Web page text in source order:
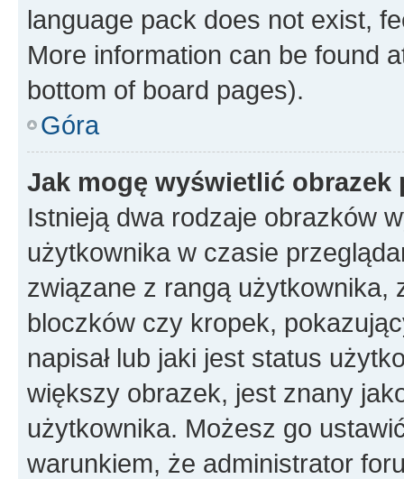
language pack does not exist,
More information can be found
bottom of board pages).
Góra
Jak mogę wyświetlić
Istnieją dwa rodzaje obrazków
użytkownika w czasie
związane z rangą użytkownika,
bloczków czy kropek,
napisał lub jaki jest status
większy obrazek, jest znany
użytkownika. Możesz go
warunkiem, że administrator